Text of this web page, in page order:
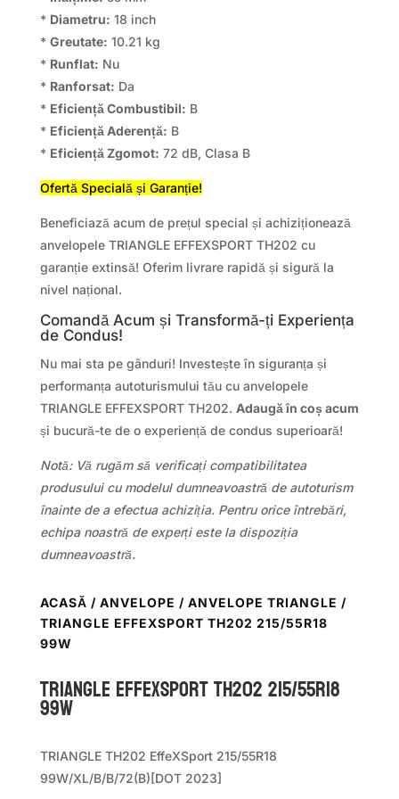
* Diametru: 18 inch
* Greutate: 10.21 kg
* Runflat: Nu
* Ranforsat: Da
* Eficiență Combustibil: B
* Eficiență Aderență: B
* Eficiență Zgomot: 72 dB, Clasa B
Ofertă Specială și Garanție!
Beneficiază acum de prețul special și achiziționează
anvelopele TRIANGLE EFFEXSPORT TH202 cu
garanție extinsă! Oferim livrare rapidă și sigură la
nivel național.
Comandă Acum și Transformă-ți Experiența
de Condus!
Nu mai sta pe gânduri! Investește în siguranța și
performanța autoturismului tău cu anvelopele
TRIANGLE EFFEXSPORT TH202. Adaugă în coș acum
și bucură-te de o experiență de condus superioară!
Notă: Vă rugăm să verificați compatibilitatea
produsului cu modelul dumneavoastră de autoturism
înainte de a efectua achiziția. Pentru orice întrebări,
echipa noastră de experți este la dispoziția
dumneavoastră.
ACASĂ / ANVELOPE / ANVELOPE TRIANGLE /
TRIANGLE EFFEXSPORT TH202 215/55R18
99W
TRIANGLE EFFEXSPORT TH202 215/55R18
99W
TRIANGLE TH202 EffeXSport 215/55R18
99W/XL/B/B/72(B)[DOT 2023]